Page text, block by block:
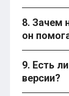
8. Зачем
он
9. Есть
версии?